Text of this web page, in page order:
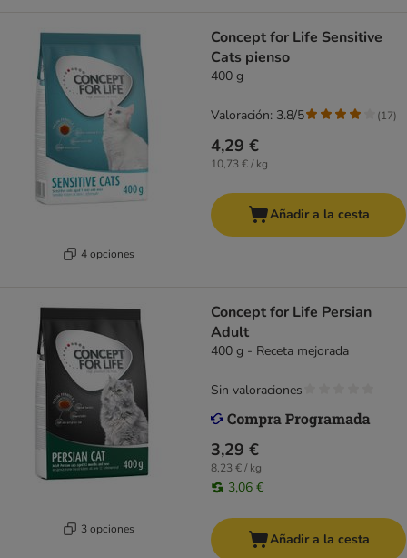
4 opciones
Concept for Life Sensitive
Cats pienso
400 g
4,29 €
10,73 € / kg
Valoración: 3.8/5 (17)
Añadir a la cesta
3 opciones
Concept for Life Persian
Adult
400 g - Receta mejorada
3,29 €
8,23 € / kg
3,06 €
Sin valoraciones
Añadir a la cesta